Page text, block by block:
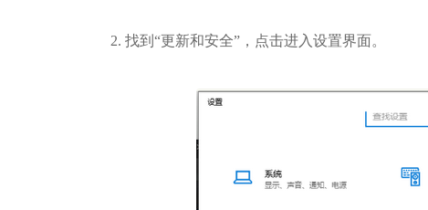
2. 找到“更新和安全”，点击进入设置界面。